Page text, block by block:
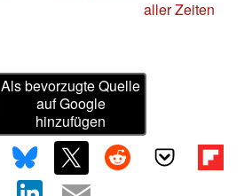
aller Zeiten
Als bevorzugte Quelle
auf Google
hinzufügen